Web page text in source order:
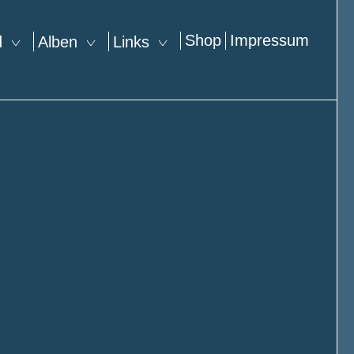
Impressum
Shop
Links
Alben